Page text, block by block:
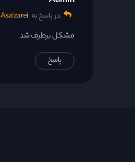
در پاسخ به Asalzarei
مشکل برطرف شد
پاسخ